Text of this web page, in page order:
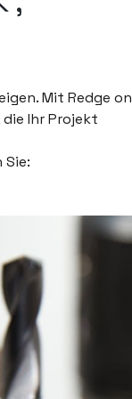
Mit Redge on
Ihr Projekt